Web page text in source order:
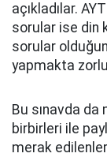
açıkladılar.
sorular ise din
sorular
yapmakta
Bu sınavda
birbirleri ile
merak